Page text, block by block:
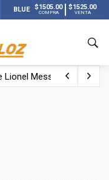
BLUE $1505.00
COMPRA
$1525.00
VENTA
Messi